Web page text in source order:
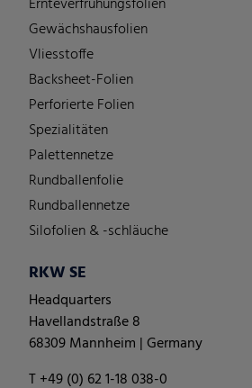
Gewächshausfolien
Vliesstoffe
Backsheet-Folien
Perforierte Folien
Spezialitäten
Palettennetze
Rundballenfolie
Rundballennetze
Silofolien & -schläuche
RKW SE
Headquarters
Havellandstraße 8
68309 Mannheim | Germany
T +49 (0) 62 1-18 038-0